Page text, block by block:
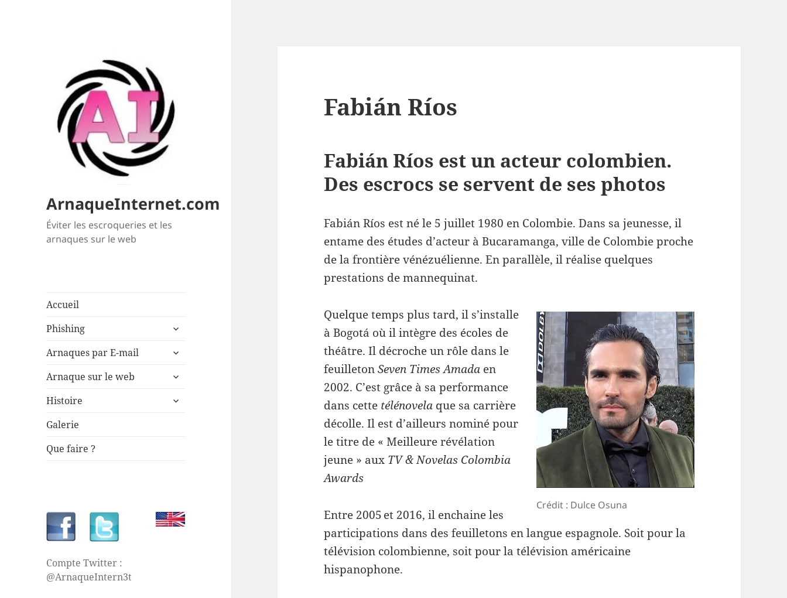
ArnaqueInternet.com
Éviter les escroqueries et les
arnaques sur le web
Accueil
Phishing
ouvrir
sous-
Arnaques par E-mail
ouvrir
sous-
Arnaque sur le web
ouvrir
sous-
Histoire
ouvrir
Galerie
Que faire ?
Compte Twitter :
@ArnaqueIntern3t
Fabián Ríos
Fabián Ríos est un acteur colombien.
Des escrocs se servent de ses photos
Fabián Ríos est né le 5 juillet 1980 en Colombie. Dans sa jeunesse, il
entame des études d’acteur à Bucaramanga, ville de Colombie proche
de la frontière vénézuélienne. En parallèle, il réalise quelques
prestations de mannequinat.
Crédit : Dulce Osuna
Quelque temps plus tard, il s’installe
à Bogotá où il intègre des écoles de
théâtre. Il décroche un rôle dans le
feuilletonSeven Times Amada en
2002. C’est grâce à sa performance
dans cette télénovela que sa carrière
décolle. Il est d’ailleurs nominé pour
le titre de « Meilleure révélation
jeune » aux TV & Novelas Colombia
Awards
Entre 2005 et 2016, il enchaine les
participations dans des feuilletons en langue espagnole. Soit pour la
télévision colombienne, soit pour la télévision américaine
hispanophone.